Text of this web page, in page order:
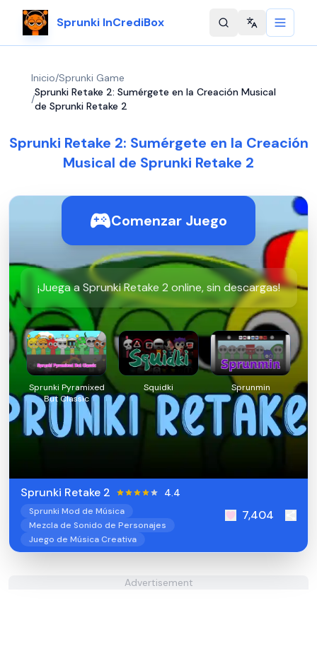
Sprunki InCrediBox Change
Inicio/Sprunki Game
/
Sprunki Retake 2: Sumérgete en la Creación Musical
de Sprunki Retake 2
Sprunki Retake 2: Sumérgete en la Creación
Musical de Sprunki Retake 2
Comenzar Juego
¡Juega a Sprunki Retake 2 online, sin descargas!
Sprunki Pyramixed
But Classic
Squidki Sprunmin
Sprunki Retake 2 4.4
Sprunki Mod de Música
Mezcla de Sonido de Personajes
Juego de Música Creativa
7,404
Advertisement